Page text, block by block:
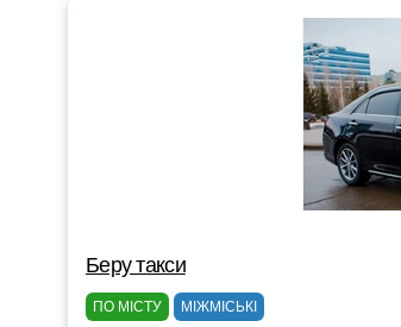
Беру такси
ПО МІСТУ МІЖМІСЬКІ